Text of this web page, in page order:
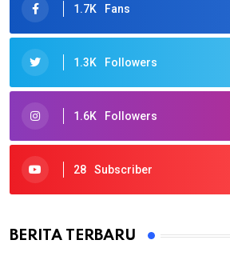
1.7K Fans
1.3K Followers
1.6K Followers
28 Subscriber
BERITA TERBARU